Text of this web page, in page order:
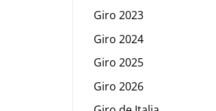
Giro 2023
Giro 2024
Giro 2025
Giro 2026